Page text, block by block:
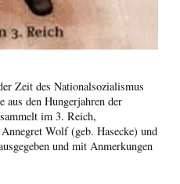
Zeit des Nationalsozialismus
aus den Hungerjahren der
im 3. Reich,
Wolf (geb. Hasecke) und
und mit Anmerkungen